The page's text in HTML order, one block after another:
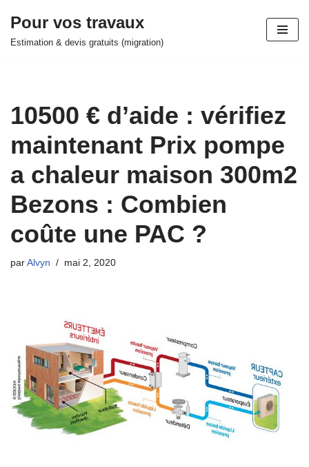
Aller
Pour vos travaux
Estimation & devis gratuits (migration)
10500 € d’aide : vérifiez
maintenant Prix pompe
a chaleur maison 300m2
Bezons : Combien
coûte une PAC ?
par Alvyn mai 2, 2020